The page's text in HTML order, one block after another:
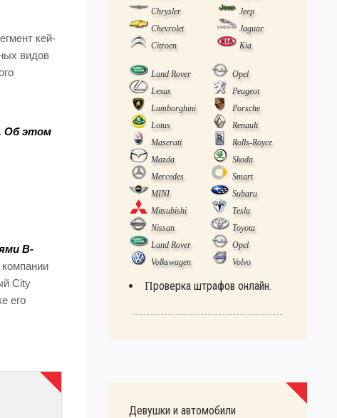
кей-
видов
Об этом
B-
City
его
Chrysler
Jeep
Chevrolet
Jaguar
Citroen
Kia
Land Rover
Opel
Lexus
Peugeot
Lamborghini
Porsche
Lotus
Renault
Maserati
Rolls-Royce
Mazda
Skoda
Mercedes
Smart
MINI
Subaru
Mitsubishi
Tesla
Nissan
Toyota
Land Rover
Opel
Volkswagen
Volvo
Проверка штрафов онлайн.
Девушки и автомобили